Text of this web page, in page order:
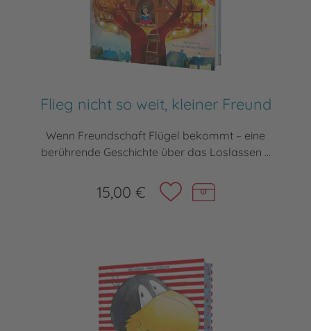
Flieg nicht so weit, kleiner Freund
Wenn Freundschaft Flügel bekommt – eine
berührende Geschichte über das Loslassen ...
15,00 €